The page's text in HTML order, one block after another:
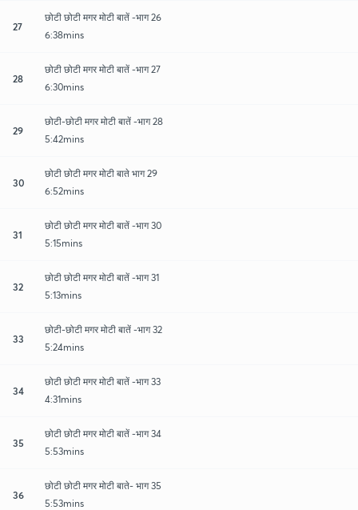
27
छोटी छोटी मगर मोटी बातें -भाग 26
6:38mins
28
छोटी छोटी मगर मोटी बातें -भाग 27
6:30mins
29
छोटी-छोटी मगर मोटी बातें -भाग 28
5:42mins
30
छोटी छोटी मगर मोटी बाते भाग 29
6:52mins
31
छोटी छोटी मगर मोटी बातें -भाग 30
5:15mins
32
छोटी छोटी मगर मोटी बातें -भाग 31
5:13mins
33
छोटी-छोटी मगर मोटी बातें -भाग 32
5:24mins
34
छोटी छोटी मगर मोटी बातें -भाग 33
4:31mins
35
छोटी छोटी मगर मोटी बातें -भाग 34
5:53mins
36
छोटी छोटी मगर मोटी बाते- भाग 35
5:53mins